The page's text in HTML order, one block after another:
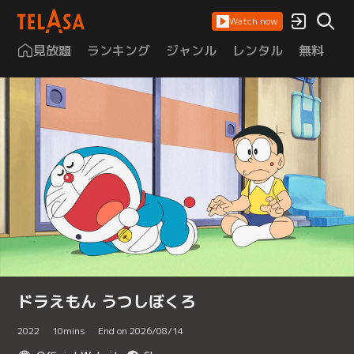
Watch now
見放題 ランキング ジャンル レンタル 無料
ドラえもん うつしぼくろ
2022 10mins End on 2026/08/14